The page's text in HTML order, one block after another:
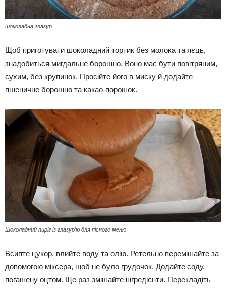
шоколадна глазур
Щоб приготувати шоколадний тортик без молока та яєць,
знадобиться мигдальне борошно. Воно має бути повітряним,
сухим, без крупинок. Просійте його в миску й додайте
пшеничне борошно та какао-порошок.
Шоколадний пиріг із глазур’ю для пісного меню
Всипте цукор, влийте воду та олію. Ретельно перемішайте за
допомогою міксера, щоб не було грудочок. Додайте соду,
погашену оцтом. Ще раз змішайте інгредієнти. Перекладіть